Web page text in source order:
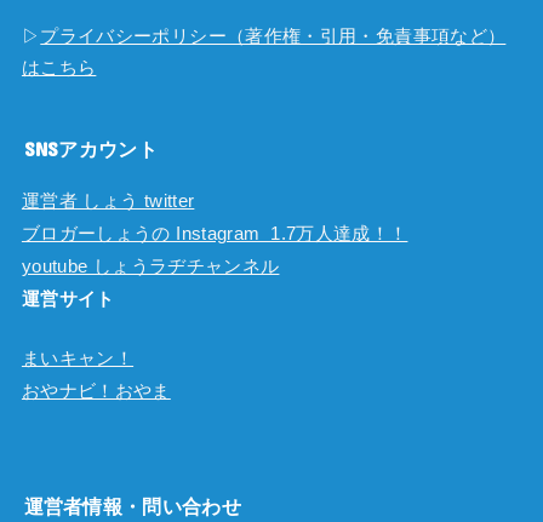
▷ プライバシーポリシー（著作権・引用・免責事項など）
はこちら
SNSアカウント
運営者 しょう twitter
ブロガーしょうの Instagram 1.7万人達成！！
youtube しょうラヂチャンネル
運営サイト
まいキャン！
おやナビ！おやま
運営者情報・問い合わせ